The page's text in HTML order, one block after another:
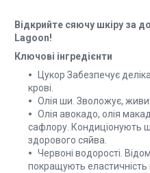
Відкрийте сяючу шкіру за
Lagoon!
Ключові інгредієнти
Цукор Забезпечує
крові.
Олія ши. Зволожує,
Олія авокадо, олія
сафлору. Кондиціонують
здорового сяйва.
Червоні водорості.
покращують еластичність